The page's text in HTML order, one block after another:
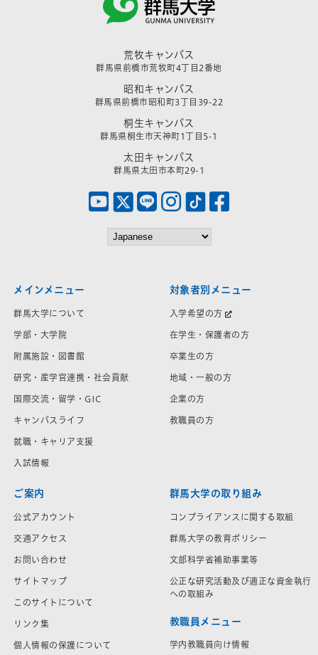
荒牧キャンパス
群馬県前橋市荒牧町4丁目2番地
昭和キャンパス
群馬県前橋市昭和町3丁目39-22
桐生キャンパス
群馬県桐生市天神町1丁目5-1
太田キャンパス
群馬県太田市本町29-1
メインメニュー
群馬大学について
学部・大学院
附属施設・図書館
研究・産学官連携・社会貢献
国際交流・留学・GIC
キャンパスライフ
就職・キャリア支援
入試情報
対象者別メニュー
入学希望の方
在学生・保護者の方
卒業生の方
地域・一般の方
企業の方
教職員の方
ご案内
公式アカウント
交通アクセス
お問い合わせ
サイトマップ
このサイトについて
リンク集
個人情報の保護について
群馬大学の取り組み
コンプライアンスに関する取組
群馬大学の教育ポリシー
文部科学省補助事業等
公正な研究活動及び適正な資金執行
への取組み
教職員メニュー
学内教職員向け情報